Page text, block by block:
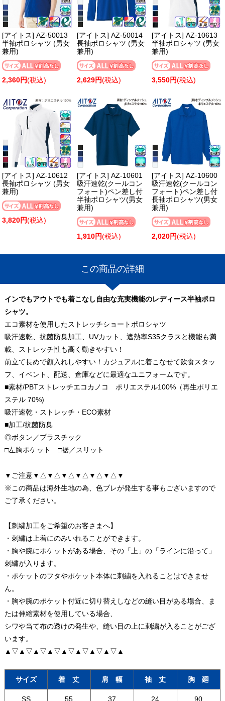
[アイトス] AZ-50013
半袖ポロシャツ (男女
兼用)
2,360円(税込)
[アイトス] AZ-50014
長袖ポロシャツ (男女
兼用)
2,629円(税込)
[アイトス] AZ-10613
半袖ポロシャツ (男女
兼用)
3,550円(税込)
[アイトス] AZ-10612
長袖ポロシャツ (男女
兼用)
3,820円(税込)
[アイトス] AZ-10601
吸汗速乾(クールコン
フォート)ペン差し付
半袖ポロシャツ(男女
兼用)
1,910円(税込)
[アイトス] AZ-10600
吸汗速乾(クールコン
フォート)ペン差し付
長袖ポロシャツ(男女
兼用)
2,020円(税込)
この商品の詳細
インでもアウトでも着こなし自由な充実機能のレディース半袖ポロ
シャツ。
エコ素材を使用したストレッチショートポロシャツ
吸汗速乾、抗菌防臭加工、UVカット、遮熱率S35クラスと機能も満
載、ストレッチ性も高く動きやすい！
前立て長めで顏入れしやすい！カジュアルに着こなせて飲食スタッ
フ、イベント、配送、倉庫などに最適なユニフォームです。
■素材/PBTストレッチエコカノコ ポリエステル100%（再生ポリエ
ステル 70%)
吸汗速乾・ストレッチ・ECO素材
■加工/抗菌防臭
◎ボタン／プラスチック
□左胸ポケット □裾／スリット
▼ご注意▼△▼△▼△▼△▼△▼△▼
※この商品は海外生地の為、色ブレが発生する事もございますので
ご了承ください。
【刺繍加工をご希望のお客さまへ】
・刺繍は上着にのみいれることができます。
・胸や腕にポケットがある場合、その「上」の「ラインに沿って」
刺繍が入ります。
・ポケットのフタやポケット本体に刺繍を入れることはできませ
ん。
・胸や腕のポケット付近に切り替えしなどの縫い目がある場合、ま
たは伸縮素材を使用している場合、
シワや当て布の透けの発生や、縫い目の上に刺繍が入ることがござ
います。
▲▽▲▽▲▽▲▽▲▽▲▽▲▽▲▽▲
サイズ 着 丈 肩 幅 袖 丈 胸 廻
SS 55 37 24 90